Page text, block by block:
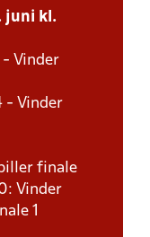
juni kl.
- Vinder
- Vinder
finale
Vinder
1